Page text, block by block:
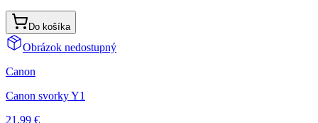
Do košíka
Obrázok nedostupný
Canon
Canon svorky Y1
21,99 €